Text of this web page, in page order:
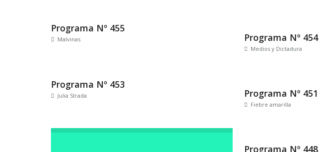
Programa Nº 455
Malvinas Programa Nº 454
Medios y Dictadura
Programa Nº 453
Julia Strada Programa Nº 451
Fiebre amarilla
Programa Nº 448